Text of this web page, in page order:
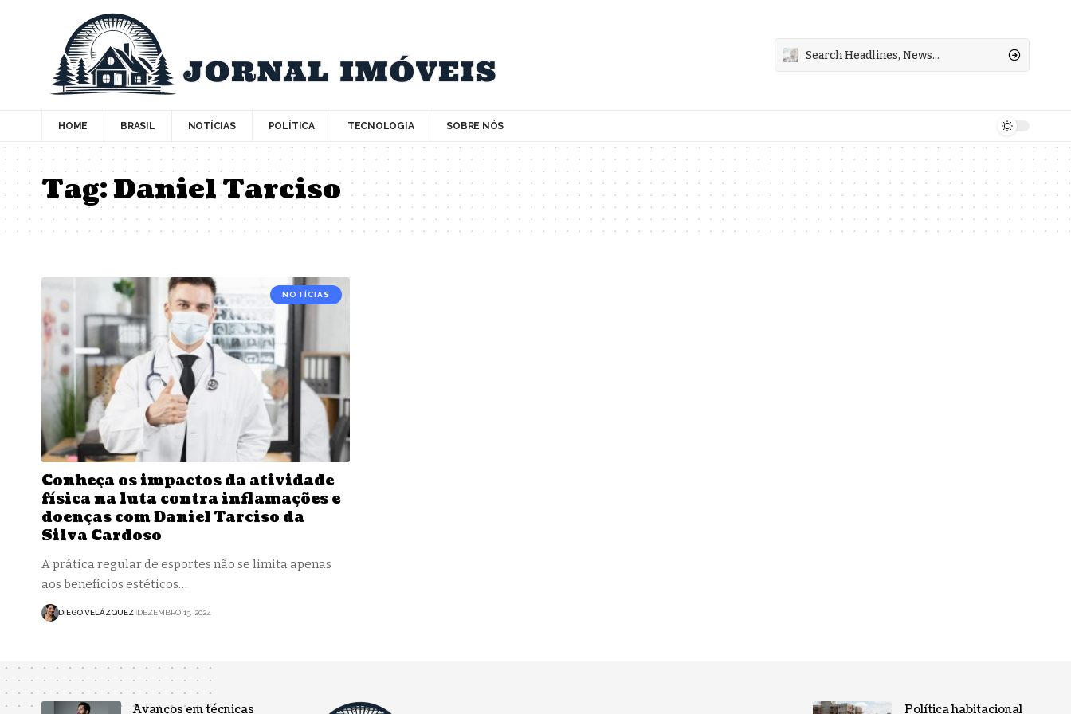
HOME BRASIL NOTÍCIAS POLÍTICA TECNOLOGIA SOBRE NÓS
Tag:Daniel Tarciso
NOTÍCIAS
Conheça os impactos da atividade
física na luta contra inflamações e
doenças com Daniel Tarciso da
Silva Cardoso
A prática regular de esportes não se limita apenas
aos benefícios estéticos…
DIEGO VELÁZQUEZ DEZEMBRO 13, 2024
Avanços em técnicas Política habitacional